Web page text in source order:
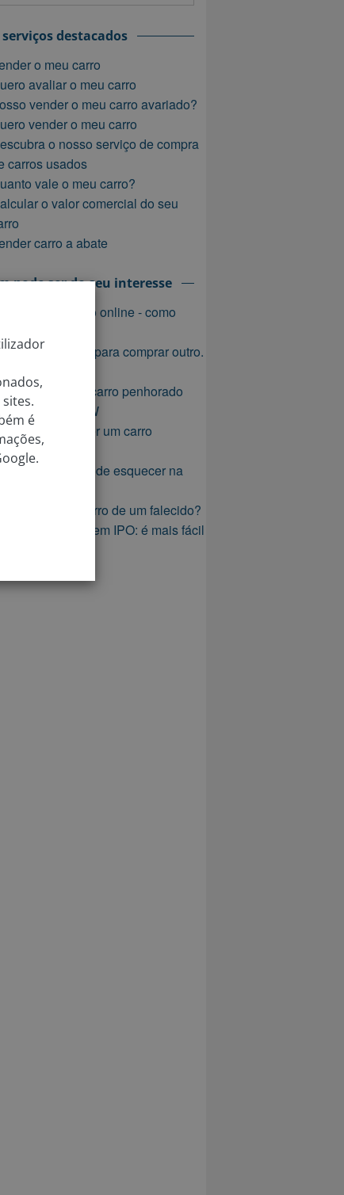
destacados
o meu carro
avaliar o meu carro
vender o meu carro avariado?
vender o meu carro
o nosso serviço de compra
carros usados
vale o meu carro?
o valor comercial do seu
carro a abate
pode ser do seu interesse
Vender o seu carro online - como
um carro para comprar outro.
vender um carro penhorado
o seu BMW
como vender um carro
Tudo o que não pode esquecer na
Como vender o carro de um falecido?
Vender um carro sem IPO: é mais fácil
é